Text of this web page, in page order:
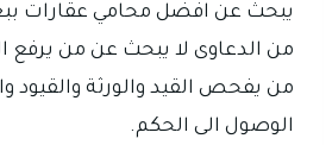
يبحث عن افضل محامي عقارات
من الدعاوى لا يبحث عن من
من يفحص القيد والورثة والقيود
الوصول الى الحكم.